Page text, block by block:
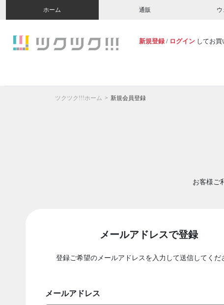
ホーム 通販 ウ
新規登録 / ログイン してお買
ツクツク!!!ホーム 新規会員登録
お客様ご
メールアドレスで登録
登録ご希望のメールアドレスを入力して送信してくだ
メールアドレス